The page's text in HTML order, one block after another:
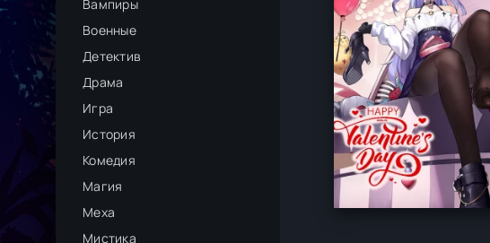
Вампиры
Военные
Детектив
Драма
Игра
История
Комедия
Магия
Меха
Мистика